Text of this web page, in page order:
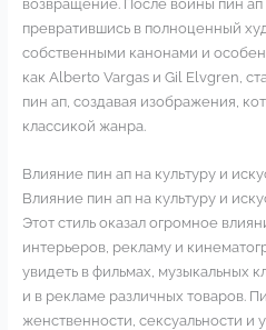
возвращение. После войны пин ап
превратившись в полноценный
собственными канонами и
как Alberto Vargas и Gil Elvgren,
пин ап, создавая изображения,
классикой жанра.
Влияние пин ап на культуру и
Влияние пин ап на культуру и
Этот стиль оказал огромное
интерьеров, рекламу и
увидеть в фильмах, музыкальных
и в рекламе различных товаров.
женственности, сексуальности и